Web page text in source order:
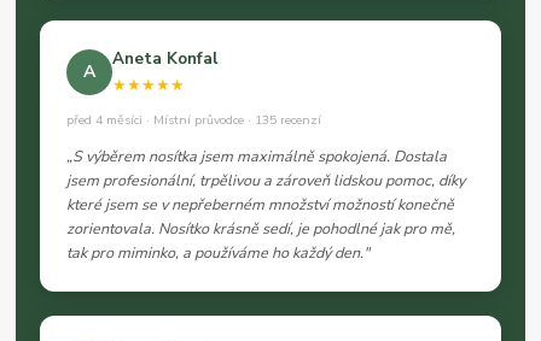
A
Aneta Konfal
★★★★★
před 4 měsíci · Místní průvodce · 135 recenzí
„S výběrem nosítka jsem maximálně spokojená. Dostala
jsem profesionální, trpělivou a zároveň lidskou pomoc, díky
které jsem se v nepřeberném množství možností konečně
zorientovala. Nosítko krásně sedí, je pohodlné jak pro mě,
tak pro miminko, a používáme ho každý den."